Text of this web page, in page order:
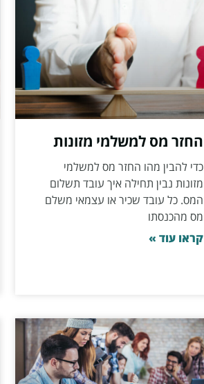
החזר מס למשלמי מזונות
כדי להבין מהו החזר מס למשלמי
מזונות נבין תחילה איך עובד תשלום
המס. כל עובד שכיר או עצמאי משלם
מס מהכנסתו
קראו עוד »